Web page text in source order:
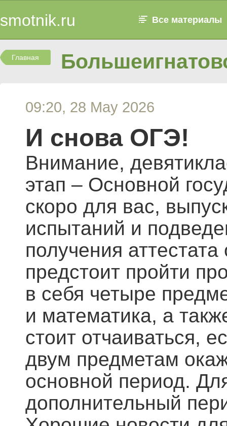
smotnik.ru Все материалы
Главная
09:20, 28 May 2026
И снова ОГЭ!
Внимание,
этап – Основной
скоро для вас,
испытаний и
получения
предстоит пройти
в себя четыре
и математика, а
стоит отчаиваться,
двум предметам
основной период.
дополнительный